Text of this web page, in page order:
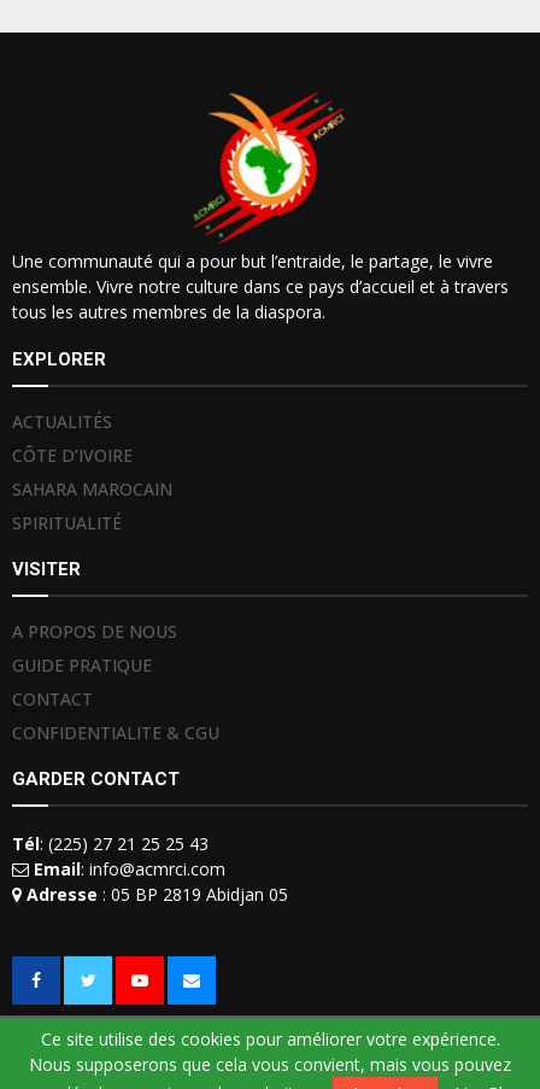
Une communauté qui a pour but l’entraide, le partage, le vivre
ensemble. Vivre notre culture dans ce pays d’accueil et à travers
tous les autres membres de la diaspora.
EXPLORER
ACTUALITÉS
CÔTE D’IVOIRE
SAHARA MAROCAIN
SPIRITUALITÉ
VISITER
A PROPOS DE NOUS
GUIDE PRATIQUE
CONTACT
CONFIDENTIALITE & CGU
GARDER CONTACT
Tél: (225) 27 21 25 25 43
Email: info@acmrci.com
Adresse : 05 BP 2819 Abidjan 05
Ce site utilise des cookies pour améliorer votre expérience.
Nous supposerons que cela vous convient, mais vous pouvez